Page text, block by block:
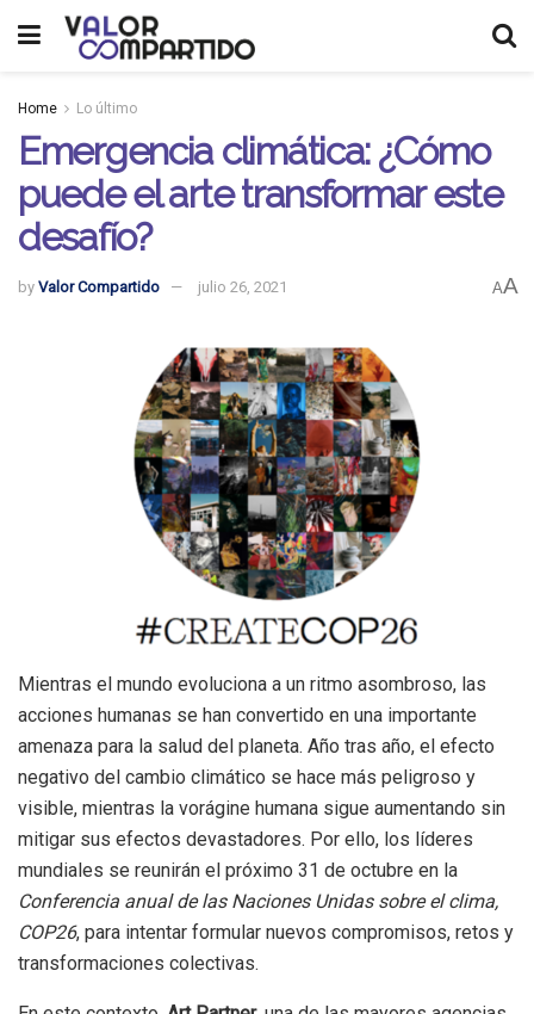
Home Lo último
Emergencia climática: ¿Cómo
puede el arte transformar este
desafío?
by Valor Compartido julio 26, 2021 AA
Mientras el mundo evoluciona a un ritmo asombroso, las
acciones humanas se han convertido en una importante
amenaza para la salud del planeta. Año tras año, el efecto
negativo del cambio climático se hace más peligroso y
visible, mientras la vorágine humana sigue aumentando sin
mitigar sus efectos devastadores. Por ello, los líderes
mundiales se reunirán el próximo 31 de octubre en la
Conferencia anual de las Naciones Unidas sobre el clima,
COP26, para intentar formular nuevos compromisos, retos y
transformaciones colectivas.